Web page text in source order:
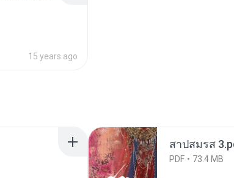
15 years ago
สาปสมรส
PDF 73.4 MB